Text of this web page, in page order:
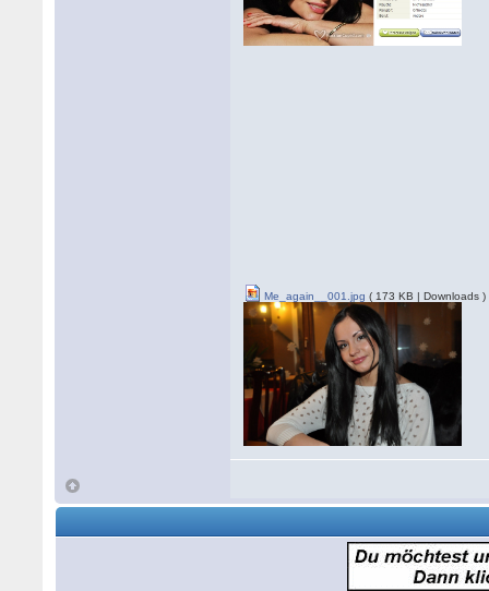
Me_again__001.jpg ( 173 KB | Downloads )